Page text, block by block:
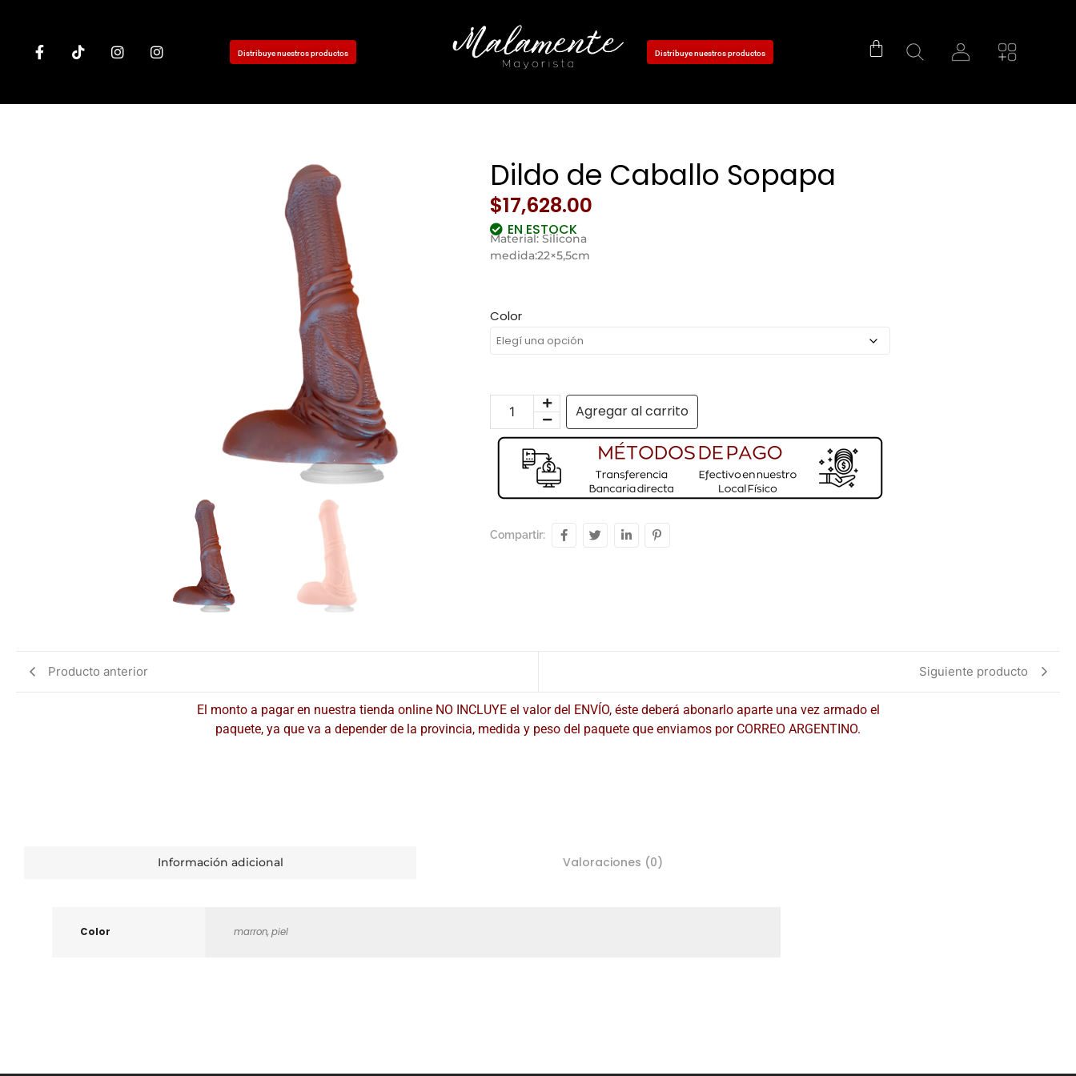
Distribuye nuestros productos Distribuye nuestros productos
Dildo de Caballo Sopapa
$17,628.00
EN ESTOCK
Material: Silicona
medida:22×5,5cm
Color
Agregar al carrito
Compartir:
Producto anterior Siguiente producto
El monto a pagar en nuestra tienda online NO INCLUYE el valor del ENVÍO, éste deberá abonarlo aparte una vez armado el
paquete, ya que va a depender de la provincia, medida y peso del paquete que enviamos por CORREO ARGENTINO.
Información adicional Valoraciones (0)
Color marron, piel